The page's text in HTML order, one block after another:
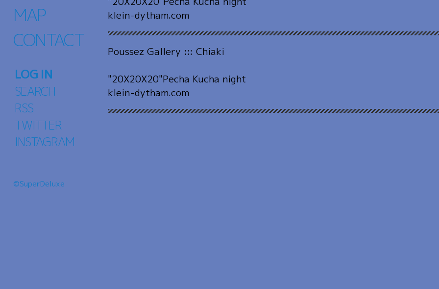
MAP
CONTACT
LOG IN
SEARCH
RSS
TWITTER
INSTAGRAM
©SuperDeluxe
klein-dytham.com
Poussez Gallery ::: Chiaki
"20X20X20"Pecha Kucha night
klein-dytham.com